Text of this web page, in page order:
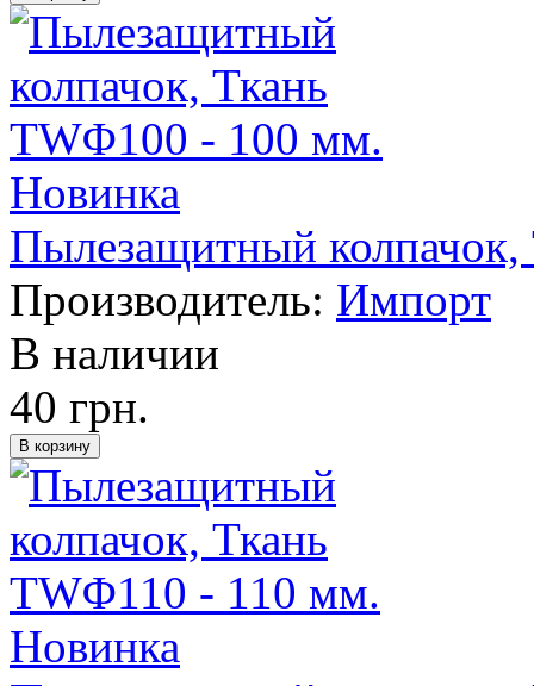
Новинка
Пылезащитный
Производитель: Импорт
В наличии
40 грн.
Новинка